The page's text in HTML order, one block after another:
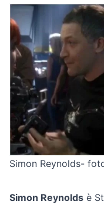
Simon Reynolds-
Simon Reynolds è